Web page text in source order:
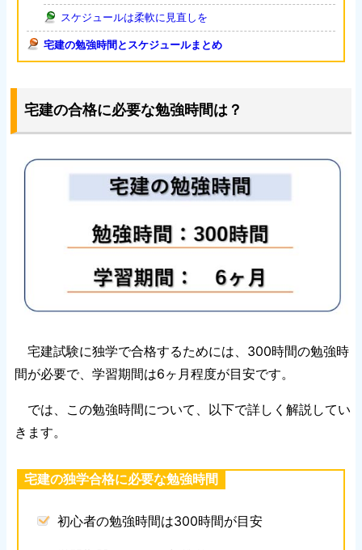
スケジュールは柔軟に見直しを
宅建の勉強時間とスケジュールまとめ
宅建の合格に必要な勉強時間は？
宅建試験に独学で合格するためには、300時間の勉強時
間が必要で、学習期間は6ヶ月程度が目安です。
では、この勉強時間について、以下で詳しく解説してい
きます。
宅建の独学合格に必要な勉強時間
初心者の勉強時間は300時間が目安